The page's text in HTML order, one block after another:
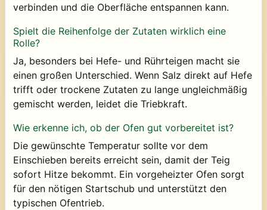
verbinden und die Oberfläche entspannen kann.
Spielt die Reihenfolge der Zutaten wirklich eine
Rolle?
Ja, besonders bei Hefe- und Rührteigen macht sie
einen großen Unterschied. Wenn Salz direkt auf Hefe
trifft oder trockene Zutaten zu lange ungleichmäßig
gemischt werden, leidet die Triebkraft.
Wie erkenne ich, ob der Ofen gut vorbereitet ist?
Die gewünschte Temperatur sollte vor dem
Einschieben bereits erreicht sein, damit der Teig
sofort Hitze bekommt. Ein vorgeheizter Ofen sorgt
für den nötigen Startschub und unterstützt den
typischen Ofentrieb.